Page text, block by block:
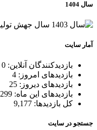
سال 1404
آمار سایت
بازدیدکنندگان آنلاین: 0
بازدیدهای امروز: 4
بازدیدهای دیروز: 25
بازدیدهای این ماه: 299
کل بازدیدها: 9,177
جستجو در سایت